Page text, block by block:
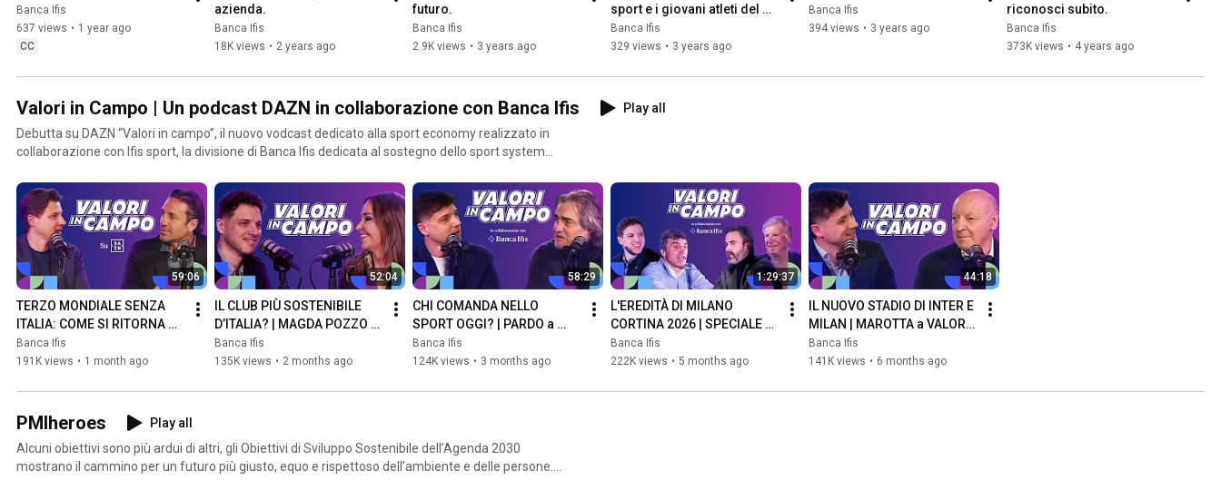
Banca Ifis
637 views • 1 year ago
CC
azienda.
Banca Ifis
18K views • 2 years ago
futuro.
Banca Ifis
2.9K views • 3 years ago
sport e i giovani atleti del
CONI - Backstage video
Banca Ifis
329 views • 3 years ago
Banca Ifis
394 views • 3 years ago
riconosci subito.
Banca Ifis
373K views • 4 years ago
Valori in Campo | Un podcast DAZN in collaborazione con Banca Ifis
Play all
Debutta su DAZN “Valori in campo”, il nuovo vodcast dedicato alla sport economy realizzato in
collaborazione con Ifis sport, la divisione di Banca Ifis dedicata al sostegno dello sport system
economiche, strategiche e manageriali che muovono l’industria dello sport.
59:06
TERZO MONDIALE SENZA
ITALIA: COME SI RITORNA
GRANDI? | TONI a VALORI IN
CAMPO
Banca Ifis
191K views • 1 month ago
52:04
IL CLUB PIÙ SOSTENIBILE
D’ITALIA? | MAGDA POZZO a
VALORI IN CAMPO
Banca Ifis
135K views • 2 months ago
58:29
CHI COMANDA NELLO
SPORT OGGI? | PARDO a
VALORI IN CAMPO
Banca Ifis
124K views • 3 months ago
1:29:37
L'EREDITÀ DI MILANO
CORTINA 2026 | SPECIALE
VALORI IN CAMPO
Banca Ifis
222K views • 5 months ago
44:18
IL NUOVO STADIO DI INTER E
MILAN | MAROTTA a VALORI
IN CAMPO
Banca Ifis
141K views • 6 months ago
PMIheroes
Play all
Alcuni obiettivi sono più ardui di altri, gli Obiettivi di Sviluppo Sostenibile dell’Agenda 2030
mostrano il cammino per un futuro più giusto, equo e rispettoso dell’ambiente e delle persone.